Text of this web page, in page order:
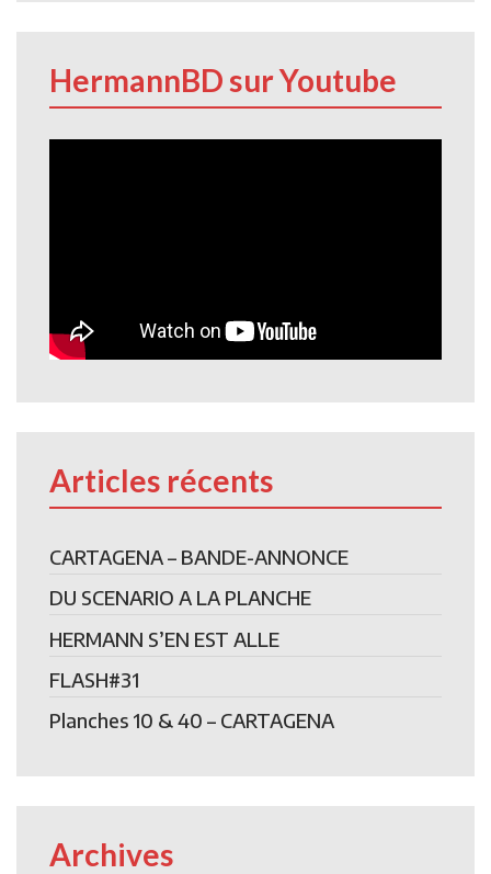
HermannBD sur Youtube
Articles récents
CARTAGENA – BANDE-ANNONCE
DU SCENARIO A LA PLANCHE
HERMANN S’EN EST ALLE
FLASH#31
Planches 10 & 40 – CARTAGENA
Archives